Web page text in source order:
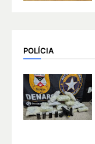
POLÍCIA